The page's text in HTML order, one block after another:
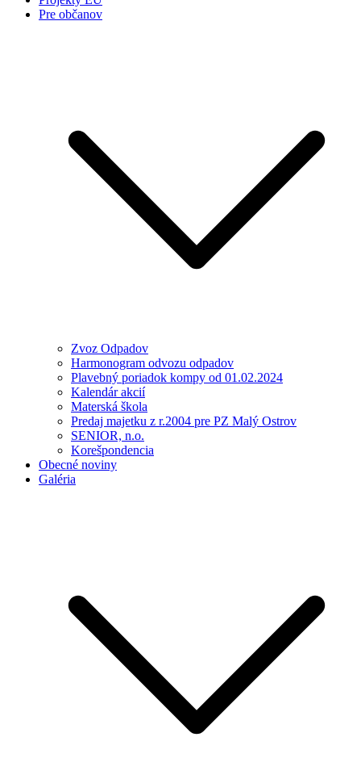
Pre občanov
Zvoz Odpadov
Harmonogram odvozu odpadov
Plavebný poriadok kompy od 01.02.2024
Kalendár akcií
Materská škola
Predaj majetku z r.2004 pre PZ Malý Ostrov
SENIOR, n.o.
Korešpondencia
Obecné noviny
Galéria